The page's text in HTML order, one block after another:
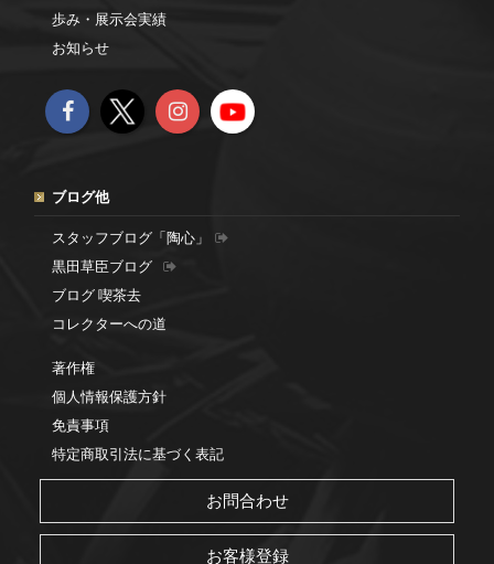
歩み・展示会実績
お知らせ
ブログ他
スタッフブログ「陶心」
黒田草臣ブログ
ブログ 喫茶去
コレクターへの道
著作権
個人情報保護方針
免責事項
特定商取引法に基づく表記
お問合わせ
お客様登録